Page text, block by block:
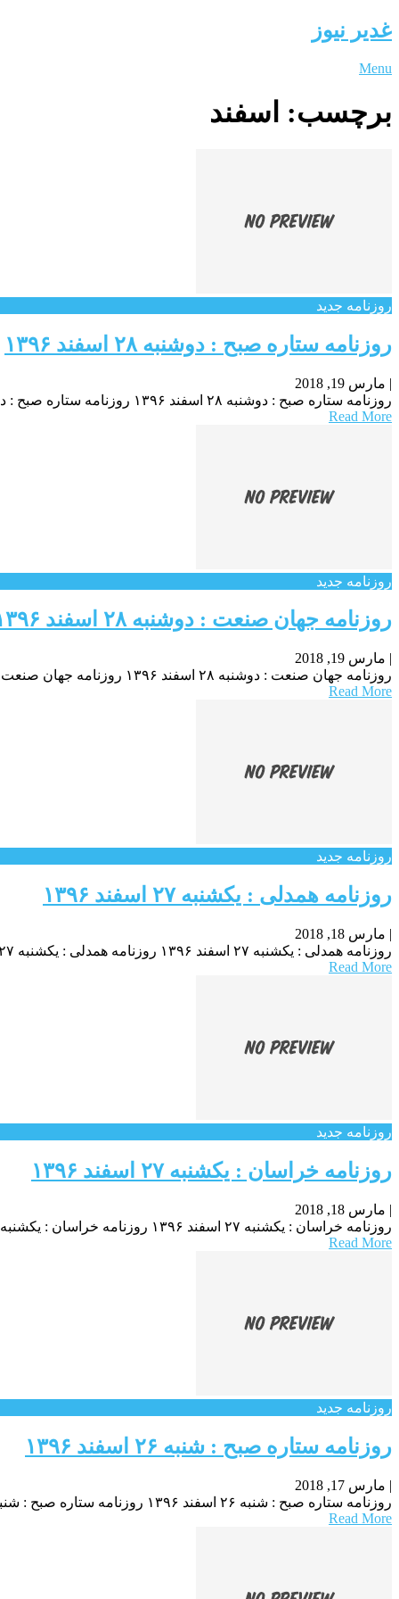
غدیر نیوز
Menu
برچسب: اسفند
روزنامه جدید
روزنامه ستاره صبح : دوشنبه ۲۸ اسفند ۱۳۹۶
| مارس 19, 2018
روزنامه ستاره صبح : دوشنبه ۲۸ اسفند ۱۳۹۶ روزنامه ستاره صبح : دوشنبه ۲۸ اسفند ۱۳۹۶ روزنامه ستاره صبح : دوشنبه ۲۸ اسفند ۱۳۹۶
Read More
روزنامه جدید
روزنامه جهان صنعت : دوشنبه ۲۸ اسفند ۱۳۹۶
| مارس 19, 2018
روزنامه جهان صنعت : دوشنبه ۲۸ اسفند ۱۳۹۶ روزنامه جهان صنعت : دوشنبه ۲۸ اسفند ۱۳۹۶ روزنامه جهان صنعت : دوشنبه ۲۸ اسفند ۱۳۹۶
Read More
روزنامه جدید
روزنامه همدلی : یکشنبه‌ ۲۷ اسفند ۱۳۹۶
| مارس 18, 2018
روزنامه همدلی : یکشنبه‌ ۲۷ اسفند ۱۳۹۶ روزنامه همدلی : یکشنبه‌ ۲۷ اسفند ۱۳۹۶ روزنامه همدلی : یکشنبه‌ ۲۷ اسفند ۱۳۹۶
Read More
روزنامه جدید
روزنامه خراسان : یکشنبه‌ ۲۷ اسفند ۱۳۹۶
| مارس 18, 2018
روزنامه خراسان : یکشنبه‌ ۲۷ اسفند ۱۳۹۶ روزنامه خراسان : یکشنبه‌ ۲۷ اسفند ۱۳۹۶ روزنامه خراسان : یکشنبه‌ ۲۷ اسفند ۱۳۹۶
Read More
روزنامه جدید
روزنامه ستاره صبح : شنبه ۲۶ اسفند ۱۳۹۶
| مارس 17, 2018
روزنامه ستاره صبح : شنبه ۲۶ اسفند ۱۳۹۶ روزنامه ستاره صبح : شنبه ۲۶ اسفند ۱۳۹۶ روزنامه ستاره صبح : شنبه ۲۶ اسفند ۱۳۹۶
Read More